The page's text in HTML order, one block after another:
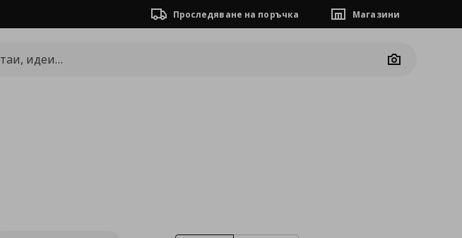
Проследяване на поръчка Магазини
Camera